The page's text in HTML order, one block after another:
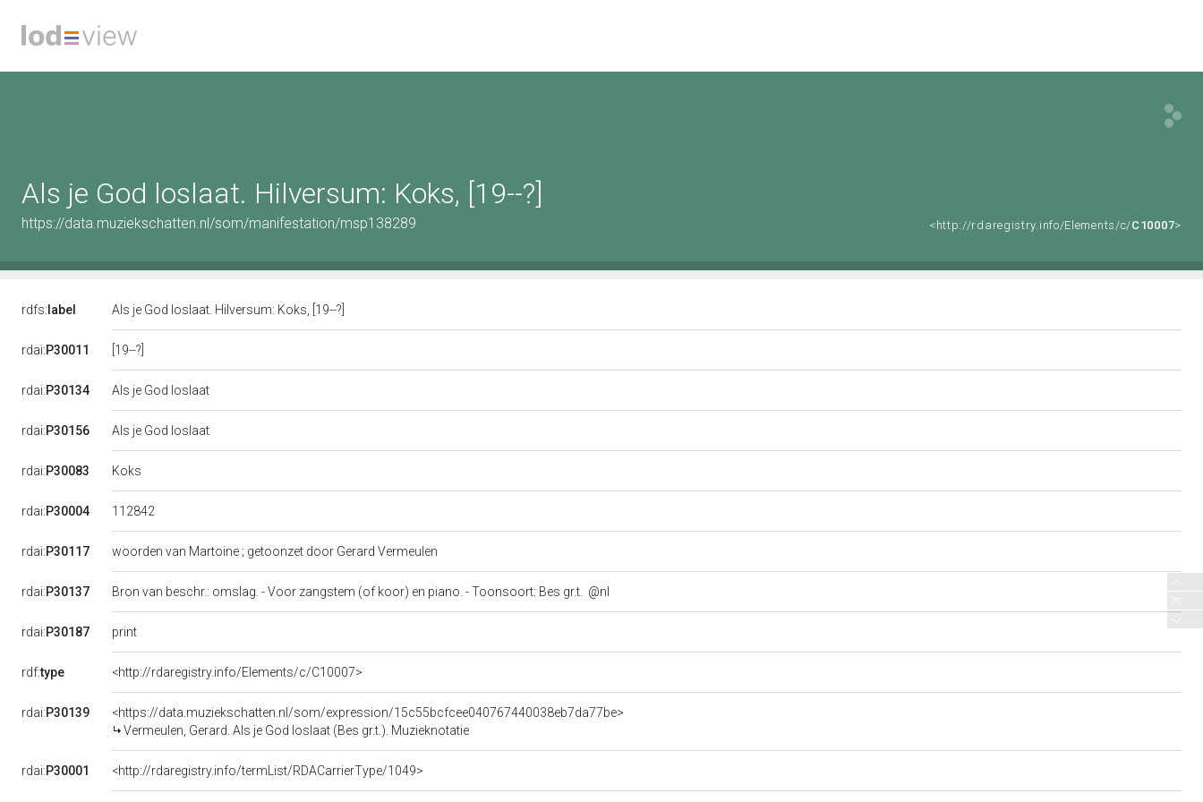
Als je God loslaat. Hilversum: Koks, [19--?]
https://data.muziekschatten.nl/som/manifestation/msp138289 <http://rdaregistry.info/Elements/c/C10007>
rdfs: label Als je God loslaat. Hilversum: Koks, [19--?]
rdai:P30011 [19--?]
rdai:P30134 Als je God loslaat
rdai:P30156 Als je God loslaat
rdai:P30083 Koks
rdai:P30004 112842
rdai:P30117 woorden van Martoine ; getoonzet door Gerard Vermeulen
rdai:P30137 Bron van beschr.: omslag. - Voor zangstem (of koor) en piano. - Toonsoort: Bes gr.t. @nl
rdai:P30187 print
rdf:type <http://rdaregistry.info/Elements/c/C10007>
rdai:P30139
<https://data.muziekschatten.nl/som/expression/15c55bcfcee040767440038eb7da77be>
Vermeulen, Gerard. Als je God loslaat (Bes gr.t.). Muzieknotatie
rdai:P30001 <http://rdaregistry.info/termList/RDACarrierType/1049>